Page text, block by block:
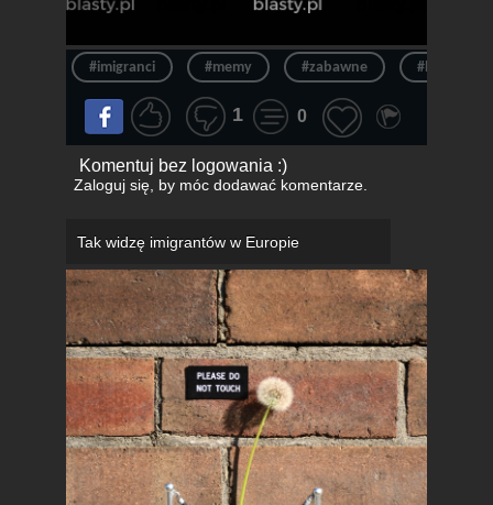
#imigranci #memy #zabawne #humor
1 0
Komentuj bez logowania :)
Zaloguj się, by móc dodawać komentarze.
Tak widzę imigrantów w Europie